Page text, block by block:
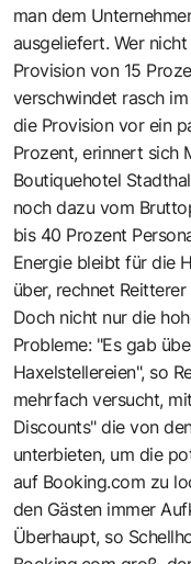
man dem
ausgeliefert. Wer
Provision von 15
verschwindet rasch
die Provision vor ein
Prozent, erinnert sich
Boutiquehotel
noch dazu vom
bis 40 Prozent
Energie bleibt für die
über, rechnet Reitterer
Doch nicht nur die
Probleme: "Es gab
Haxelstellereien", so
mehrfach versucht,
Discounts" die von
unterbieten, um die
auf Booking.com zu
den Gästen immer
Überhaupt, so